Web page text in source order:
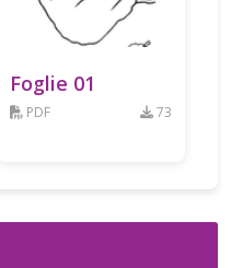
Foglie 01
PDF 73